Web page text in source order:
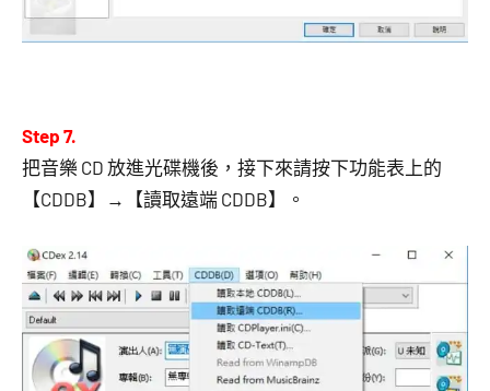
Step 7.
把音樂 CD 放進光碟機後，接下來請按下功能表上的
【CDDB】→【讀取遠端 CDDB】。